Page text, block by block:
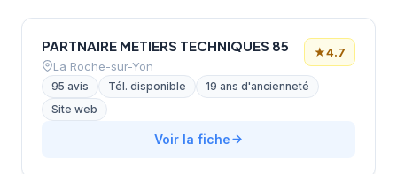
PARTNAIRE METIERS TECHNIQUES 85
La Roche-sur-Yon
★4.7
95 avis Tél. disponible
19 ans d'ancienneté
Site web
Voir la fiche